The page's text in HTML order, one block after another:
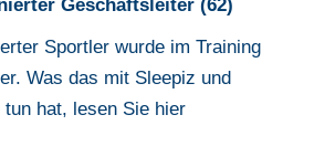
Geschäftsleiter (62)
Sportler wurde im Training
Was das mit Sleepiz und
tun hat, lesen Sie hier